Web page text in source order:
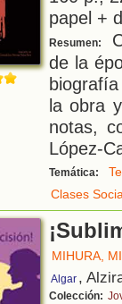
papel +
Resumen:
de la
la obra
notas,
López-
Temática:
Clases
MIHURA,
Algar ,
Colección: